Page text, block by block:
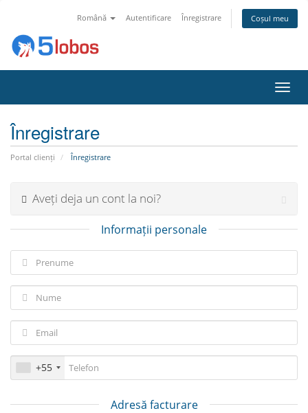
Română Autentificare Înregistrare Coșul meu
Înregistrare
Portal clienți Înregistrare
Aveți deja un cont la noi?
Informații personale
+55
Adresă facturare